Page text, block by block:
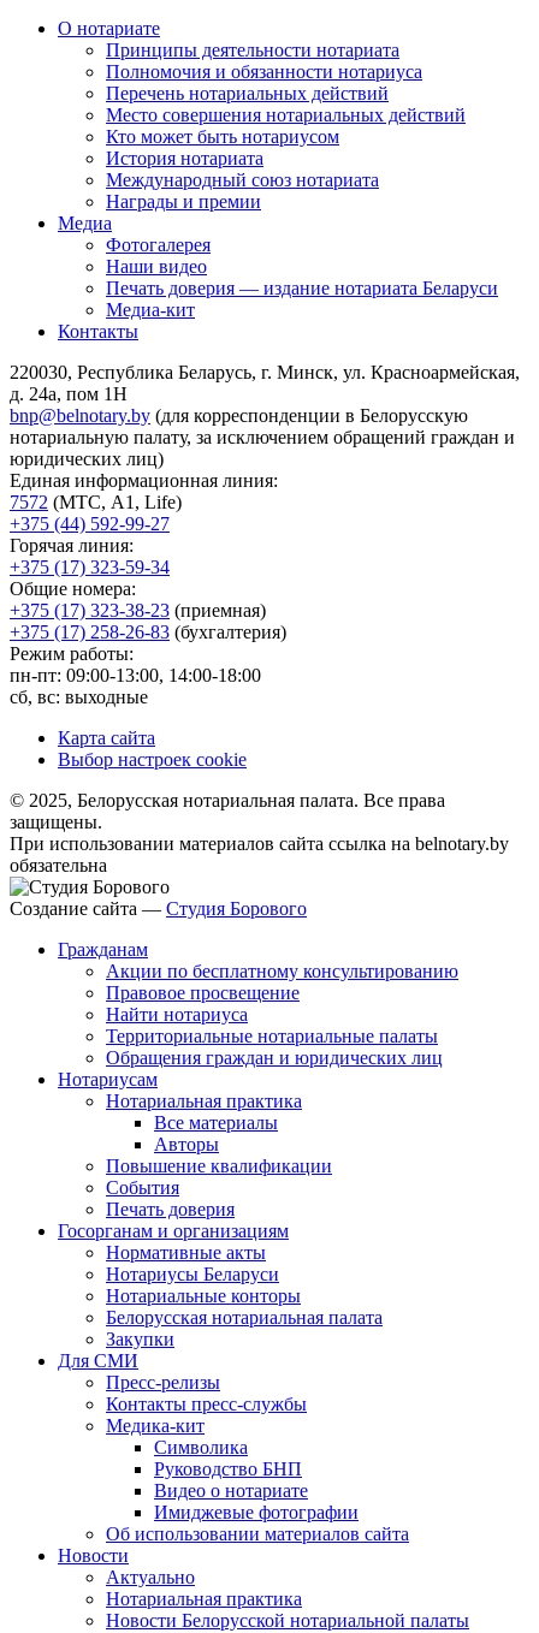
О нотариате
Принципы деятельности нотариата
Полномочия и обязанности нотариуса
Перечень нотариальных действий
Место совершения нотариальных действий
Кто может быть нотариусом
История нотариата
Международный союз нотариата
Награды и премии
Медиа
Фотогалерея
Наши видео
Печать доверия — издание нотариата Беларуси
Медиа-кит
Контакты
220030, Республика Беларусь, г. Минск, ул. Красноармейская,
д. 24а, пом 1Н
bnp@belnotary.by (для корреспонденции в Белорусскую
нотариальную палату, за исключением обращений граждан и
юридических лиц)
Единая информационная линия:
7572 (МТС, A1, Life)
+375 (44) 592-99-27
Горячая линия:
+375 (17) 323-59-34
Общие номера:
+375 (17) 323-38-23 (приемная)
+375 (17) 258-26-83 (бухгалтерия)
Режим работы:
пн-пт: 09:00-13:00, 14:00-18:00
сб, вс: выходные
Карта сайта
Выбор настроек cookie
© 2025, Белорусская нотариальная палата. Все права
защищены.
При использовании материалов сайта ссылка на belnotary.by
обязательна
Создание сайта — Студия Борового
Гражданам
Акции по бесплатному консультированию
Правовое просвещение
Найти нотариуса
Территориальные нотариальные палаты
Обращения граждан и юридических лиц
Нотариусам
Нотариальная практика
Все материалы
Авторы
Повышение квалификации
События
Печать доверия
Госорганам и организациям
Нормативные акты
Нотариусы Беларуси
Нотариальные конторы
Белорусская нотариальная палата
Закупки
Для СМИ
Пресс-релизы
Контакты пресс-службы
Медика-кит
Символика
Руководство БНП
Видео о нотариате
Имиджевые фотографии
Об использовании материалов сайта
Новости
Актуально
Нотариальная практика
Новости Белорусской нотариальной палаты